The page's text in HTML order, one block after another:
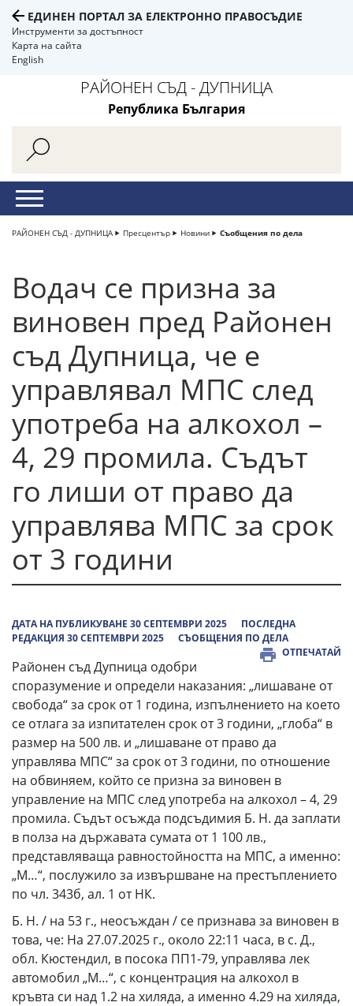
ЕДИНЕН ПОРТАЛ ЗА ЕЛЕКТРОННО ПРАВОСЪДИЕ
Инструменти за достъпност
Карта на сайта
English
РАЙОНЕН СЪД - ДУПНИЦА
Република България
РАЙОНЕН СЪД - ДУПНИЦА Пресцентър Новини Съобщения по дела
Водач се призна за
виновен пред Районен
съд Дупница, че е
управлявал МПС след
употреба на алкохол –
4, 29 промила. Съдът
го лиши от право да
управлява МПС за срок
от 3 години
ДАТА НА ПУБЛИКУВАНЕ 30 СЕПТЕМВРИ 2025
ПОСЛЕДНА
РЕДАКЦИЯ 30 СЕПТЕМВРИ 2025
СЪОБЩЕНИЯ ПО ДЕЛА
ОТПЕЧАТАЙ
Районен съд Дупница одобри
споразумение и определи наказания: „лишаване от
свобода“ за срок от 1 година, изпълнението на което
се отлага за изпитателен срок от 3 години, „глоба“ в
размер на 500 лв. и „лишаване от право да
управлява МПС“ за срок от 3 години, по отношение
на обвиняем, който се призна за виновен в
управление на МПС след употреба на алкохол – 4, 29
промила. Съдът осъжда подсъдимия Б. Н. да заплати
в полза на държавата сумата от 1 100 лв.,
представляваща равностойността на МПС, а именно:
„М…“, послужило за извършване на престъплението
по чл. 343б, ал. 1 от НК.
Б. Н. / на 53 г., неосъждан / се признава за виновен в
това, че: На 27.07.2025 г., около 22:11 часа, в с. Д.,
обл. Кюстендил, в посока ПП1-79, управлява лек
автомобил „М…“, с концентрация на алкохол в
кръвта си над 1.2 на хиляда, а именно 4.29 на хиляда,